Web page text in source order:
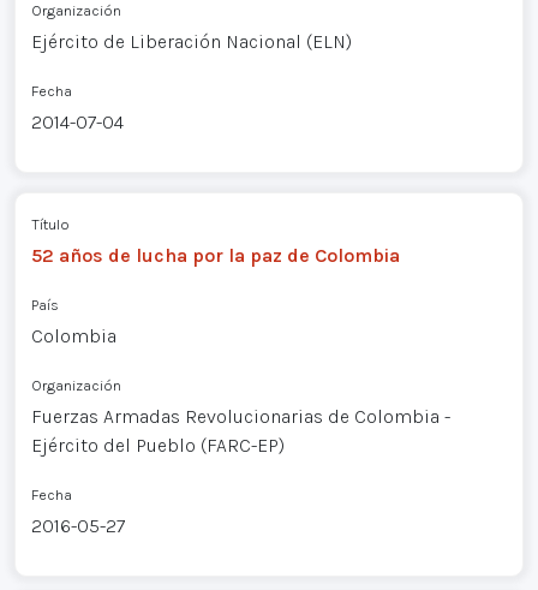
Organización
Ejército de Liberación Nacional (ELN)
Fecha
2014-07-04
Título
52 años de lucha por la paz de Colombia
País
Colombia
Organización
Fuerzas Armadas Revolucionarias de Colombia -
Ejército del Pueblo (FARC-EP)
Fecha
2016-05-27